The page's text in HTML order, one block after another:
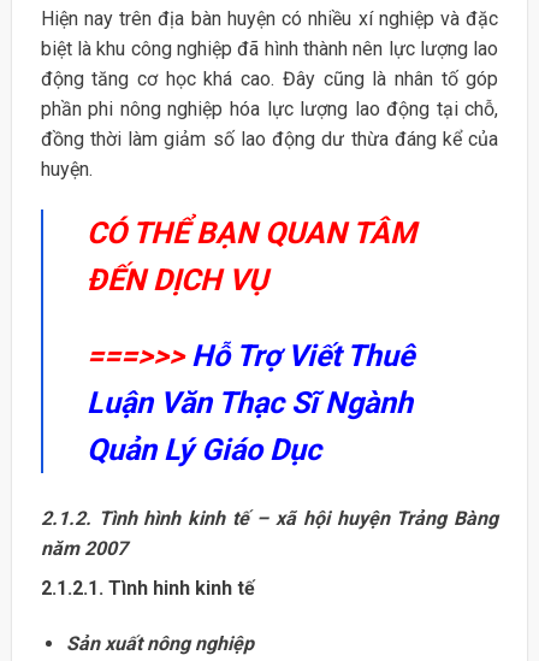
Hiện nay trên địa bàn huyện có nhiều xí nghiệp và đặc
biệt là khu công nghiệp đã hình thành nên lực lượng lao
động tăng cơ học khá cao. Đây cũng là nhân tố góp
phần phi nông nghiệp hóa lực lượng lao động tại chỗ,
đồng thời làm giảm số lao động dư thừa đáng kể của
huyện.
CÓ THỂ BẠN QUAN TÂM
ĐẾN DỊCH VỤ
===>>>Hỗ Trợ Viết Thuê
Luận Văn Thạc Sĩ Ngành
Quản Lý Giáo Dục
2.1.2. Tình hình kinh tế – xã hội huyện Trảng Bàng
năm 2007
2.1.2.1. Tình hinh kinh tế
Sản xuất nông nghiệp